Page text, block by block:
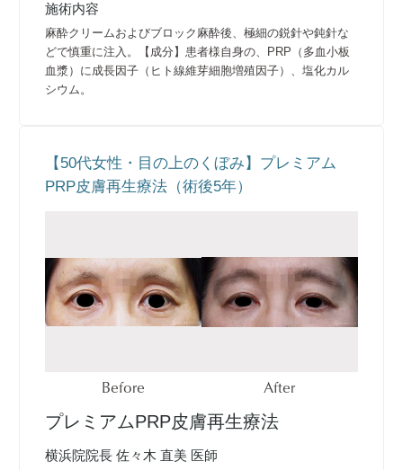
施術内容
麻酔クリームおよびブロック麻酔後、極細の鋭針や鈍針な
どで慎重に注入。【成分】患者様自身の、PRP（多血小板
血漿）に成長因子（ヒト線維芽細胞増殖因子）、塩化カル
シウム。
【50代女性・目の上のくぼみ】プレミアム
PRP皮膚再生療法（術後5年）
Before After
プレミアムPRP皮膚再生療法
横浜院院長 佐々木 直美 医師